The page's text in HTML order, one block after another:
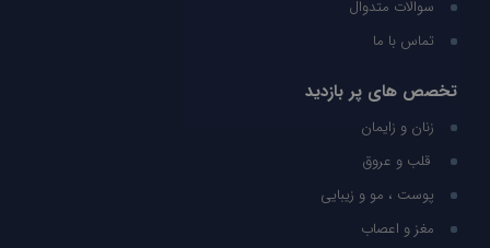
سوالات متدوال
تماس با ما
تخصص های پر بازدید
زنان و زایمان
قلب و عروق
پوست ، مو و زیبایی
مغز و اعصاب